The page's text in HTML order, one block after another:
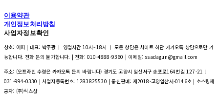
이용약관
개인정보처리방침
사업자정보확인
상호: 어퍼 | 대표: 박주광 ㅣ 영업시간 10시~18시 ㅣ 모든 상담은 사이트 하단 카카오톡 상담으로만 가
능합니다. 전화 문의 불가합니다. | 전화: 010-4888-9360 | 이메일: ssadagun@gmail.com
주소: (오프라인 수령은 카카오톡 문의 바랍니다) 경기도 고양시 일산서구 송포로164번길 127-21 l
031-994-0330 | 사업자등록번호: 1283825530 | 통신판매: 제2018-고양일산서-0146호 | 호스팅제
공자: (주)식스샵